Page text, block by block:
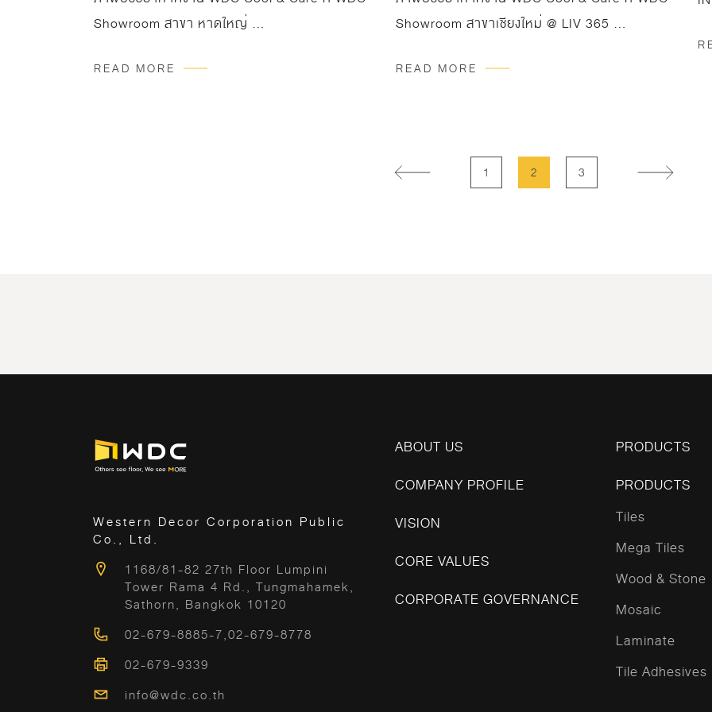
Showroom สาขา หาดใหญ่ …
READ MORE
Showroom สาขาเชียงใหม่ @ LIV 365 …
READ MORE
ง
1 2 3
Western Decor Corporation Public
Co., Ltd.
1168/81-82 27th Floor Lumpini
Tower Rama 4 Rd., Tungmahamek,
Sathorn, Bangkok 10120
02-679-8885-7,02-679-8778
02-679-9339
info@wdc.co.th
ABOUT US
COMPANY PROFILE
VISION
CORE VALUES
CORPORATE GOVERNANCE
PRODUCTS
PRODUCTS
Tiles
Mega Tiles
Wood & Stone
Mosaic
Laminate
Tile Adhesives